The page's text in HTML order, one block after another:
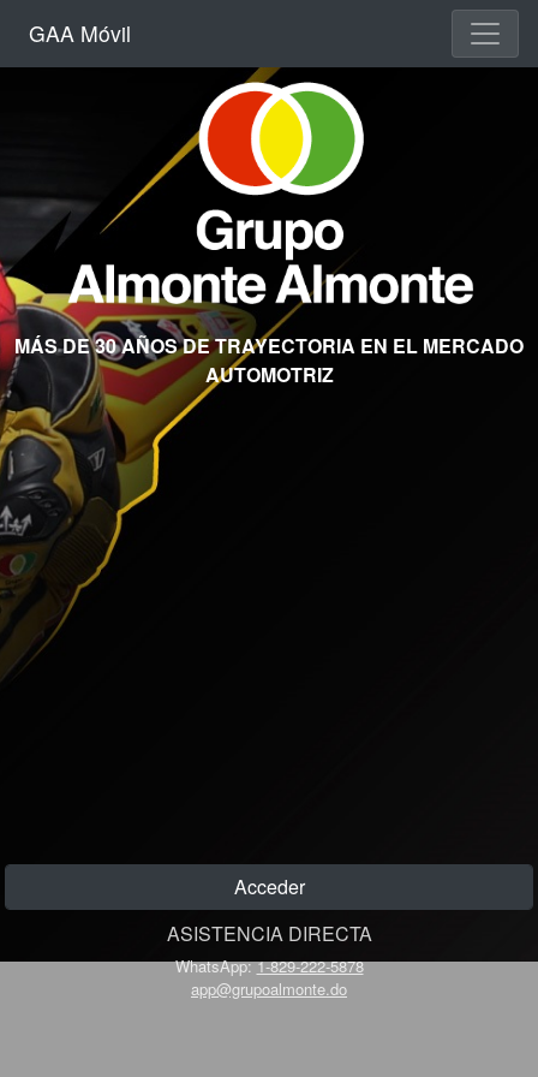
GAA Móvil
MÁS DE 30 AÑOS DE TRAYECTORIA EN EL MERCADO
AUTOMOTRIZ
Acceder
ASISTENCIA DIRECTA
WhatsApp:1-829-222-5878
app@grupoalmonte.do